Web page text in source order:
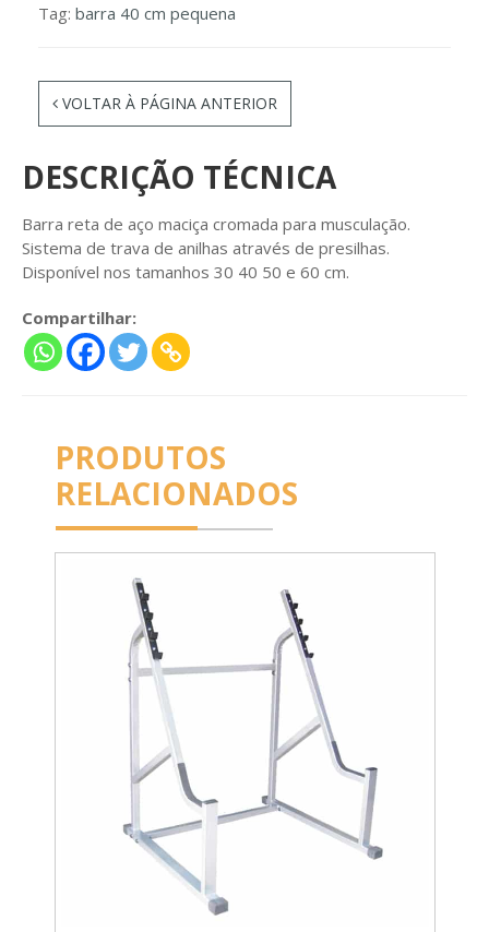
Tag: barra 40 cm pequena
VOLTAR À PÁGINA ANTERIOR
DESCRIÇÃO TÉCNICA
Barra reta de aço maciça cromada para musculação.
Sistema de trava de anilhas através de presilhas.
Disponível nos tamanhos 30 40 50 e 60 cm.
Compartilhar:
PRODUTOS
RELACIONADOS